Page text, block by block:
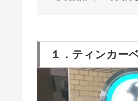
１．ティンカー